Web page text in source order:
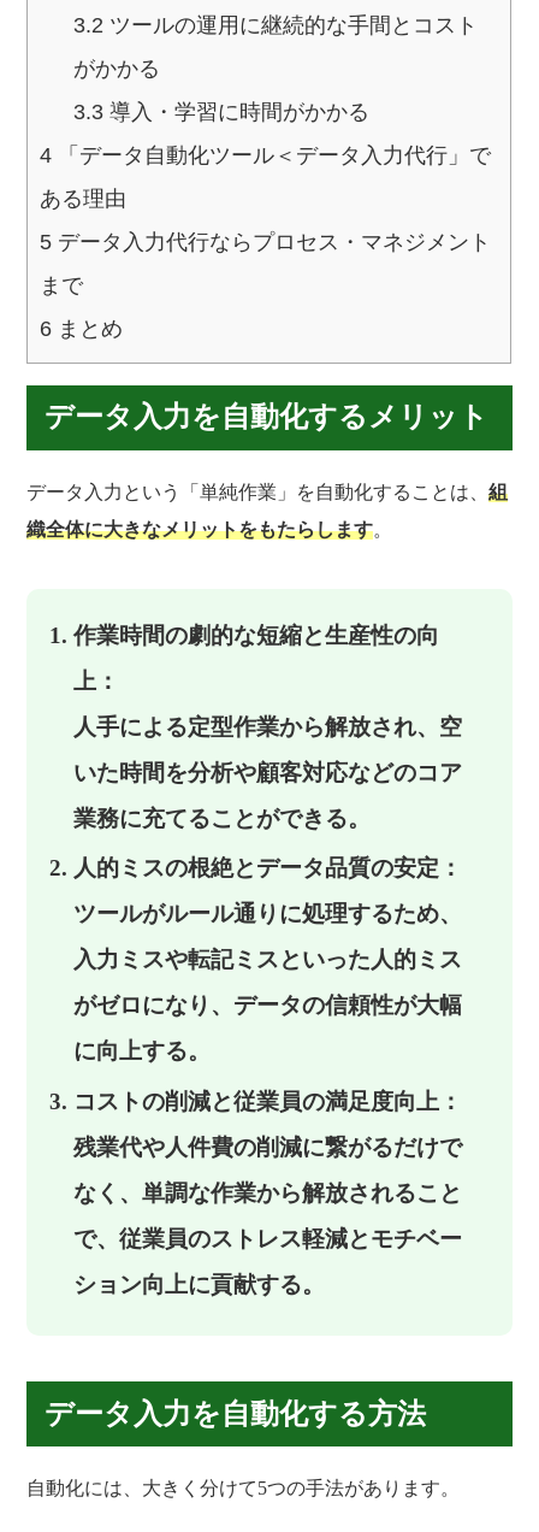
3.2 ツールの運用に継続的な手間とコスト
がかかる
3.3導入・学習に時間がかかる
4 「データ自動化ツール＜データ入力代行」で
ある理由
5 データ入力代行ならプロセス・マネジメント
まで
6 まとめ
データ入力を自動化するメリット
データ入力という「単純作業」を自動化することは、組
織全体に大きなメリットをもたらします。
作業時間の劇的な短縮と生産性の向
上：
人手による定型作業から解放され、空
いた時間を分析や顧客対応などのコア
業務に充てることができる。
人的ミスの根絶とデータ品質の安定：
ツールがルール通りに処理するため、
入力ミスや転記ミスといった人的ミス
がゼロになり、データの信頼性が大幅
に向上する。
コストの削減と従業員の満足度向上：
残業代や人件費の削減に繋がるだけで
なく、単調な作業から解放されること
で、従業員のストレス軽減とモチベー
ション向上に貢献する。
データ入力を自動化する方法
自動化には、大きく分けて5つの手法があります。